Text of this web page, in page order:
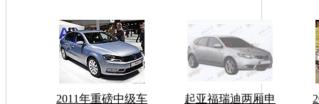
2011年重磅中级车 起亚福瑞迪两厢申